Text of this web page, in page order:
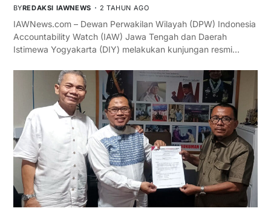
BYREDAKSI IAWNEWS 2 TAHUN AGO
IAWNews.com – Dewan Perwakilan Wilayah (DPW) Indonesia
Accountability Watch (IAW) Jawa Tengah dan Daerah
Istimewa Yogyakarta (DIY) melakukan kunjungan resmi…